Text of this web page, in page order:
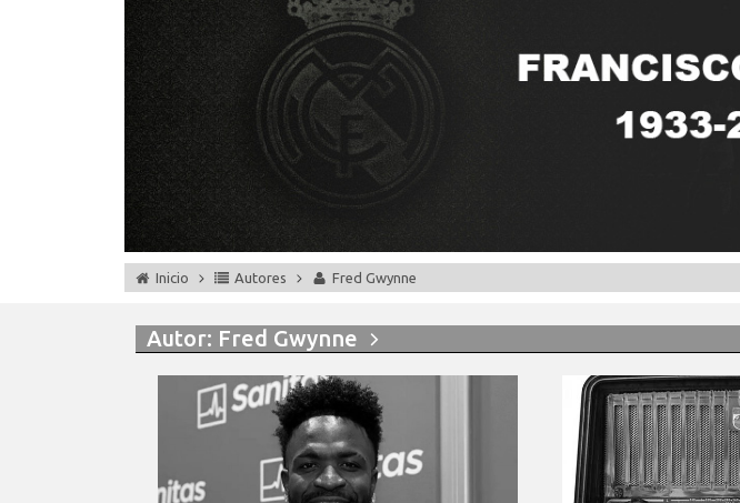
Inicio Autores Fred Gwynne
Autor: Fred Gwynne